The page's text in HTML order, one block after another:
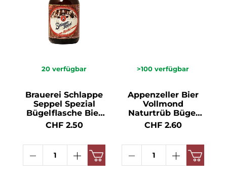
20 verfügbar
Brauerei Schlappe
Seppel Spezial
Bügelflasche Bier
HA 20 x MW 5.6°
33cl
CHF 2.50
>100 verfügbar
Appenzeller Bier
Vollmond
Naturtrüb Bügel
HA 15x MW BIO
5.2° 50cl
CHF 2.60